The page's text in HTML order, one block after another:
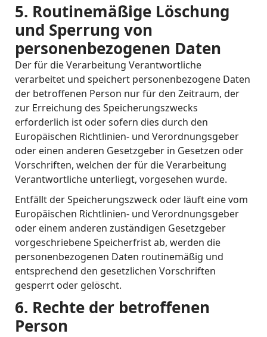
5. Routinemäßige Löschung
und Sperrung von
personenbezogenen Daten
Der für die Verarbeitung Verantwortliche
verarbeitet und speichert personenbezogene Daten
der betroffenen Person nur für den Zeitraum, der
zur Erreichung des Speicherungszwecks
erforderlich ist oder sofern dies durch den
Europäischen Richtlinien- und Verordnungsgeber
oder einen anderen Gesetzgeber in Gesetzen oder
Vorschriften, welchen der für die Verarbeitung
Verantwortliche unterliegt, vorgesehen wurde.
Entfällt der Speicherungszweck oder läuft eine vom
Europäischen Richtlinien- und Verordnungsgeber
oder einem anderen zuständigen Gesetzgeber
vorgeschriebene Speicherfrist ab, werden die
personenbezogenen Daten routinemäßig und
entsprechend den gesetzlichen Vorschriften
gesperrt oder gelöscht.
6. Rechte der betroffenen
Person